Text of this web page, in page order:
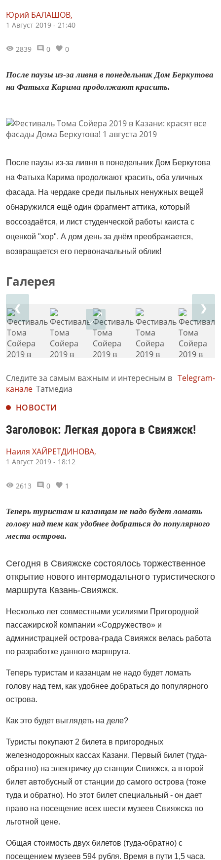
Юрий БАЛАШОВ,
1 Август 2019 - 21:40
2839 0 0
После паузы из-за ливня в понедельник Дом Беркутова
на Фатыха Карима продолжают красить.
После паузы из-за ливня в понедельник Дом Беркутова
на Фатыха Карима продолжают красить, оба уличных
фасада. На чердаке среди пыльных ненужных вещей
обнаружился ещё один фрагмент аттика, который
воссоздаётся, и лист студенческой работы каиста с
оценкой "хор". А дом день за днём преображается,
возвращается его первоначальный облик!
Галерея
❮ ❯
Следите за самым важным и интересным в Telegram-
канале Татмедиа
НОВОСТИ
Заголовок: Легкая дорога в Свияжск!
Наиля ХАЙРЕТДИНОВА,
1 Август 2019 - 18:12
2613 0 1
Теперь туристам и казанцам не надо будет ломать
голову над тем как удобнее добраться до популярного
места острова.
Сегодня в Свияжске состоялось торжественное
открытие нового интермодального туристического
маршрута Казань-Свияжск.
Несколько лет совместными усилиями Пригородной
пассажирской компании «Содружество» и
администрацией острова-града Свияжск велась работа
по разработке данного маршрута.
Теперь туристам и казанцам не надо будет ломать
голову над тем, как удобнее добраться до популярного
острова.
Как это будет выглядеть на деле?
Туристы покупают 2 билета в пригородных
железнодорожных кассах Казани. Первый билет (туда-
обратно) на электричку до станции Свияжск, а второй
билет автобусный от станции до самого острова (тоже
туда и обратно). Но этот билет специальный - он дает
право на посещение всех шести музеев Свияжска по
льготной цене.
Общая стоимость двух билетов (туда-обратно) с
посещением музеев 594 рубля. Время в пути 1,5 часа.